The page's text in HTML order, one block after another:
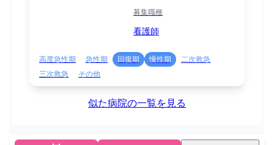
募集職種
看護師
高度急性期 急性期 回復期 慢性期
二次救急
三次救急
その他
似た病院の一覧を見る